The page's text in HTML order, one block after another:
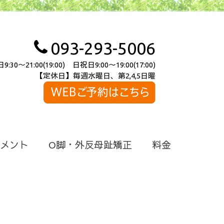
093-293-5006
9:30～21:00(19:00) 日祝日9:00～19:00(17:00)
【定休日】毎週水曜日、第2,4,5日曜
ント O脚・外反母趾矯正 料金